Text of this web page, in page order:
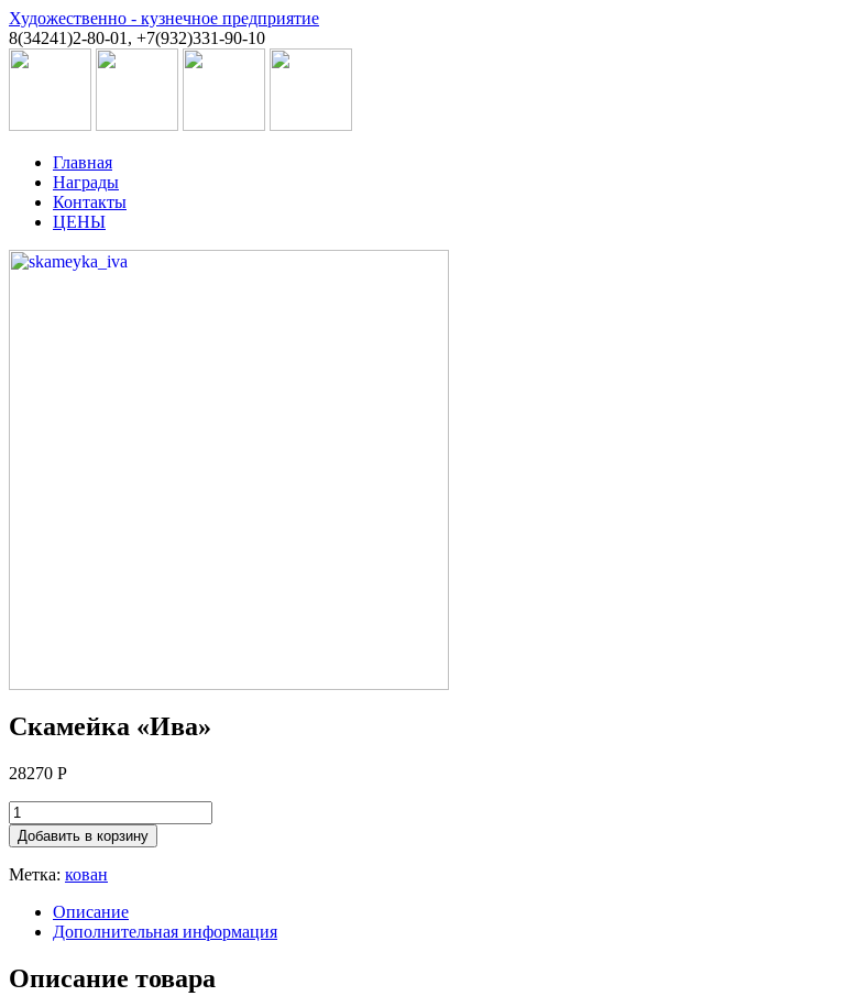
Художественно - кузнечное предприятие
8(34241)2-80-01, +7(932)331-90-10
Главная
Награды
Контакты
ЦЕНЫ
Скамейка «Ива»
28270 Р
Добавить в корзину
Метка: кован
Описание
Дополнительная информация
Описание товара